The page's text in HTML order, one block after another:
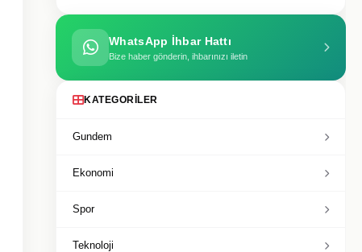
WhatsApp İhbar Hattı
Bize haber gönderin, ihbarınızı iletin
KATEGORILER
Gundem
Ekonomi
Spor
Teknoloji